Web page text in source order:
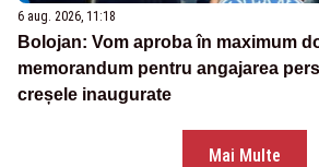
6 aug. 2026, 11:18
Bolojan: Vom aproba în maximum
memorandum pentru angajarea
creșele inaugurate
Mai Multe